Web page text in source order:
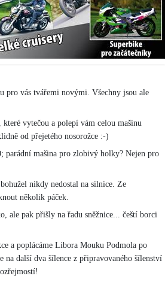
pro vás tvářemi novými. Všechny jsou ale
vytečou a polepí vám celou mašinu
od přejetého nosorožce :-)
parádní mašina pro zlobivý holky? Nejen pro
nikdy nedostal na silnice. Ze
několik páček.
ale pak přišly na řadu sněžnice... čeští borci
a poplácáme Libora Mouku Podmola po
na další dva šílence z připravovaného šílenství